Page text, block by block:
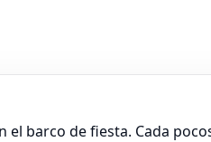
barco de fiesta. Cada